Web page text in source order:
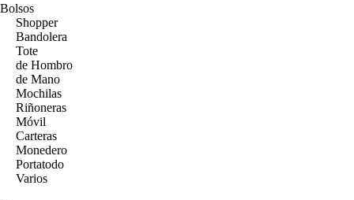
Bolsos
Shopper
Bandolera
Tote
de Hombro
de Mano
Mochilas
Riñoneras
Móvil
Carteras
Monedero
Portatodo
Varios